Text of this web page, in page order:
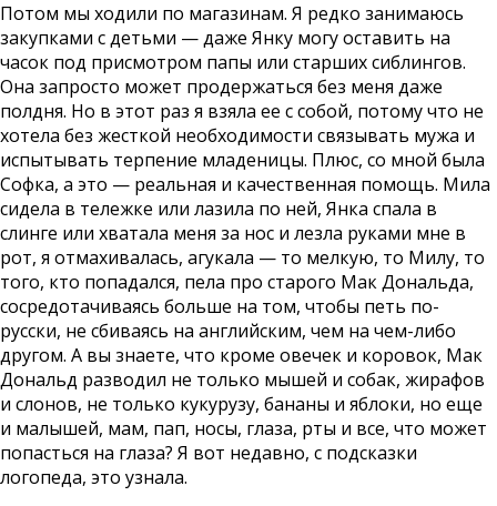
Потом мы ходили по магазинам. Я редко занимаюсь
закупками с детьми — даже Янку могу оставить на
часок под присмотром папы или старших сиблингов.
Она запросто может продержаться без меня даже
полдня. Но в этот раз я взяла ее с собой, потому что не
хотела без жесткой необходимости связывать мужа и
испытывать терпение младеницы. Плюс, со мной была
Софка, а это — реальная и качественная помощь. Мила
сидела в тележке или лазила по ней, Янка спала в
слинге или хватала меня за нос и лезла руками мне в
рот, я отмахивалась, агукала — то мелкую, то Милу, то
того, кто попадался, пела про старого Мак Дональда,
сосредотачиваясь больше на том, чтобы петь по-
русски, не сбиваясь на английским, чем на чем-либо
другом. А вы знаете, что кроме овечек и коровок, Мак
Дональд разводил не только мышей и собак, жирафов
и слонов, не только кукурузу, бананы и яблоки, но еще
и малышей, мам, пап, носы, глаза, рты и все, что может
попасться на глаза? Я вот недавно, с подсказки
логопеда, это узнала.